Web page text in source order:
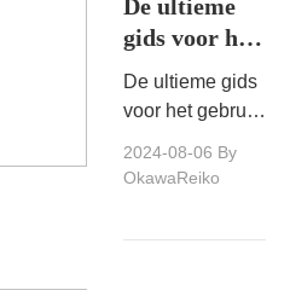
manieren te
beheersen.
De ultieme
gids voor het
gebruik van
Snaptik voor
De ultieme gids
voor het gebruik
voor Tiktok, het
2024-08-06 By
OkawaReiko